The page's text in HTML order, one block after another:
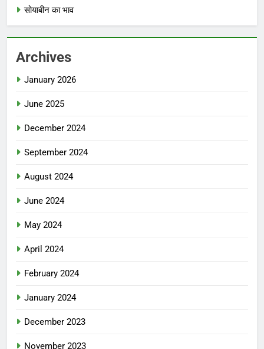
सोयाबीन का भाव
Archives
January 2026
June 2025
December 2024
September 2024
August 2024
June 2024
May 2024
April 2024
February 2024
January 2024
December 2023
November 2023